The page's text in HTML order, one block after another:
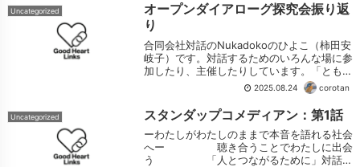
Uncategorized
オープンダイアローグ探究会振り返
り
合同会社対話のNukadokoのひよこ（柿田安
岐子）です。対話するためのいろんな場に参
加したり、主催したりしています。「ともに
生きていくためのオープンダイアローグ探究
会」は、その場に参加したみなさんとの振り
返りの時間をとても大切にしています...
2025.08.24 corotan
Uncategorized スタンダップコメディアン：第1話
ーわたしがわたしのままで本音を語れる社会
へー 聴き合うことでわたしに出会
う 「人とつながるために」対話す